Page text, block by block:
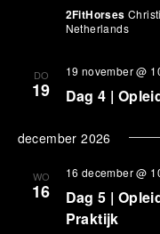
2FitHorses
Netherlands
DO
19
19 november @
Dag 4 |
december 2026
WO
16
16 december @
Dag 5 |
Praktijk